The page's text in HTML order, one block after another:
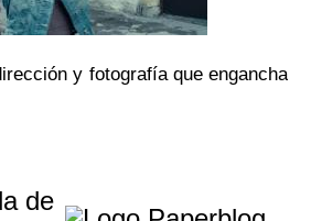
y fotografía que engancha
de